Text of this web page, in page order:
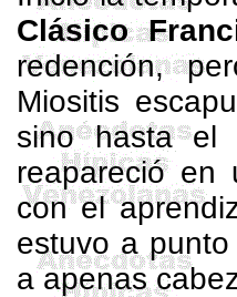
Clásico
redención,
Miositis
sino hasta
reapareció en
con el
estuvo a
a apenas